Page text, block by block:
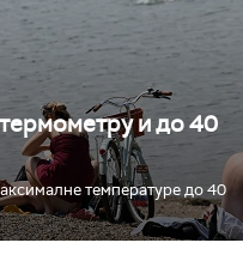
термометру и до 40
температуре до 40